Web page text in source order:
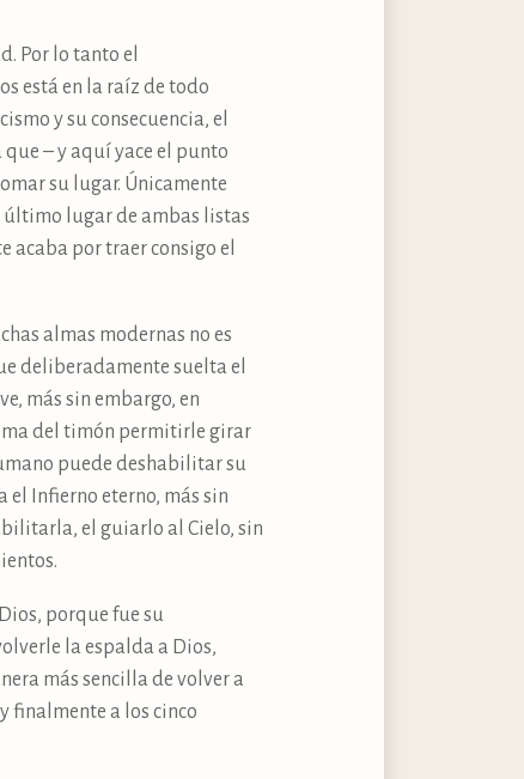
Por lo tanto el
está en la raíz de todo
y su consecuencia, el
que – y aquí yace el punto
su lugar. Únicamente
último lugar de ambas listas
acaba por traer consigo el
almas modernas no es
deliberadamente suelta el
más sin embargo, en
del timón permitirle girar
puede deshabilitar su
Infierno eterno, más sin
el guiarlo al Cielo, sin
porque fue su
la espalda a Dios,
más sencilla de volver a
finalmente a los cinco